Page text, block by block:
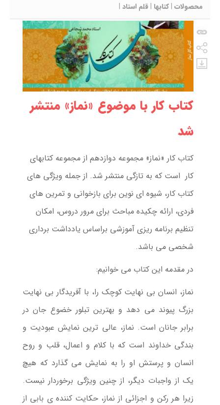
محصولات | کتابها | قلم استاد |
کتاب کار با موضوع «نماز» منتشر
شد
کتاب کار «نماز» مجموعه دوازدهم از مجموعه کتابهای
کار است که به تازگی منتشر شد. از جمله ویژگی های
کتاب کار، شیوه ای نوین برای بازخوانی و تمرین های
فردی، ارائه چکیده مباحث برای مرور دروس، امکان
تنظیم برنامه ریزی آموزشی براساس یادداشت برداری
شخصی می باشد.
در مقدمه این کتاب می خوانیم:
نماز، انسان بی نهایت کوچک را، با آفریدگار بی نهایت
بزرگ پیوند می دهد و بهترین تبلور خضوع جان در
برابر جانان است. نماز، عالی ترین نمایش عبودیت و
بندگی خداوند است که با کلام و اعمال، قلب و روح
انسان و پرستش او را به نمایش می گذارد که هیچ
یک از واجبات دیگر، از چنین ویژگی برخوردار نیست.
زیرا هر رکن و اجزائی از نماز، حکایت کننده ی بابی از